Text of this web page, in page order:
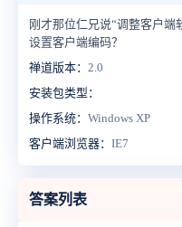
刚才那位仁兄说“调整客户端
设置客户端编码？
禅道版本： 2.0
安装包类型：
操作系统： Windows XP
客户端浏览器： IE7
答案列表